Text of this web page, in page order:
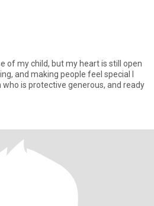
of my child, but my heart is still open